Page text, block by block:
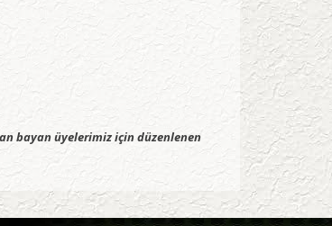
bayan üyelerimiz için düzenlenen